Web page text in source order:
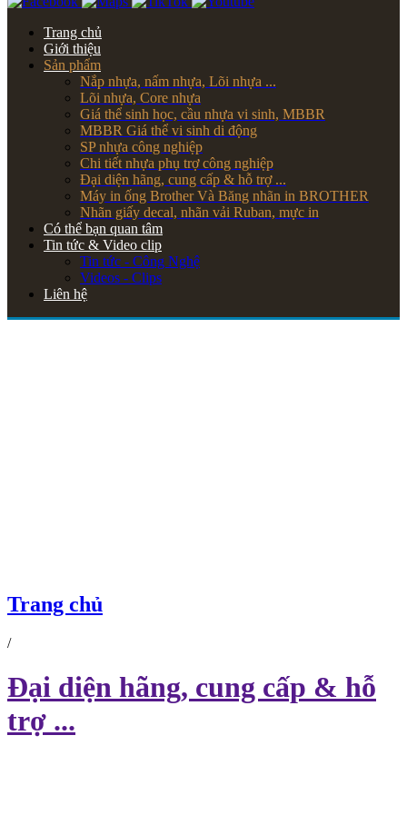
Trang chủ
Giới thiệu
Sản phẩm
Nắp nhựa, nấm nhựa, Lõi nhựa ...
Lõi nhựa, Core nhựa
Giá thể sinh học, cầu nhựa vi sinh, MBBR
MBBR Giá thể vi sinh di động
SP nhựa công nghiệp
Chi tiết nhựa phụ trợ công nghiệp
Đại diện hãng, cung cấp & hỗ trợ ...
Máy in ống Brother Và Băng nhãn in BROTHER
Nhãn giấy decal, nhãn vải Ruban, mực in
Có thể bạn quan tâm
Tin tức & Video clip
Tin tức - Công Nghệ
Videos - Clips
Liên hệ
Trang chủ
/
Đại diện hãng, cung cấp & hỗ
trợ ...